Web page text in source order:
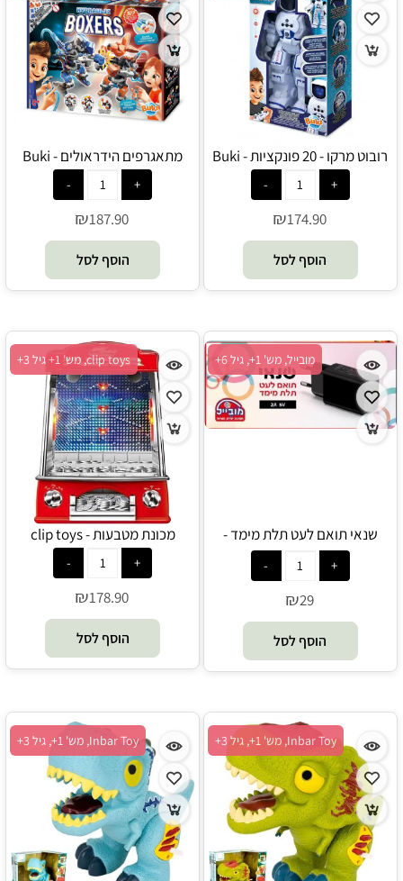
רובוט מרקו - 20 פונקציות - Buki
₪174.90
הוסף לסל
מתאגרפים הידראולים - Buki
₪187.90
הוסף לסל
מובייל, מש' 1+, גיל 6+
שנאי תואם לעט תלת מימד -
₪29
הוסף לסל
clip toys, מש' 1+ גיל 3+
מכונת מטבעות - clip toys
₪178.90
הוסף לסל
Inbar Toy, מש' 1+, גיל 3+ Inbar Toy, מש' 1+, גיל 3+